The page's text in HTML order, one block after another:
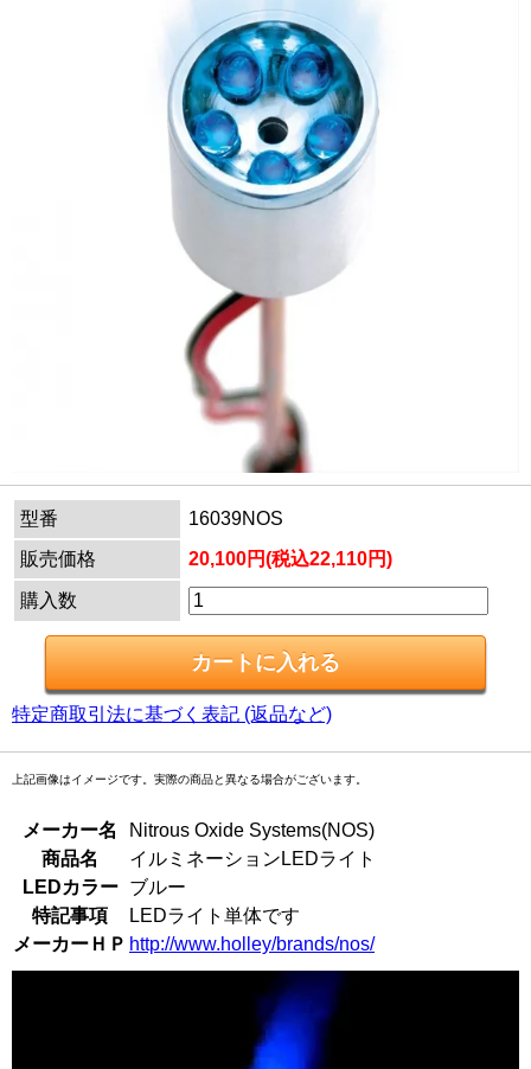
型番
16039NOS
販売価格
20,100円(税込22,110円)
購入数
特定商取引法に基づく表記 (返品など)
上記画像はイメージです。実際の商品と異なる場合がございます。
メーカー名
Nitrous Oxide Systems(NOS)
商品名
イルミネーションLEDライト
LEDカラー
ブルー
特記事項
LEDライト単体です
メーカーＨＰ http://www.holley/brands/nos/